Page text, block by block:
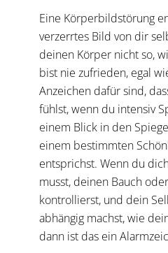
Eine Körperbildstörung
verzerrtes Bild von dir
deinen Körper nicht so,
bist nie zufrieden, egal
Anzeichen dafür sind,
fühlst, wenn du intensiv
einem Blick in den
einem bestimmten
entsprichst. Wenn du
musst, deinen Bauch
kontrollierst, und dein
abhängig machst, wie
dann ist das ein